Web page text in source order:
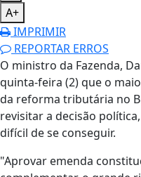
A+
IMPRIMIR
REPORTAR ERROS
O ministro da Fazenda,
quinta-feira (2) que o
da reforma tributária no
revisitar a decisão
difícil de se conseguir.
"Aprovar emenda